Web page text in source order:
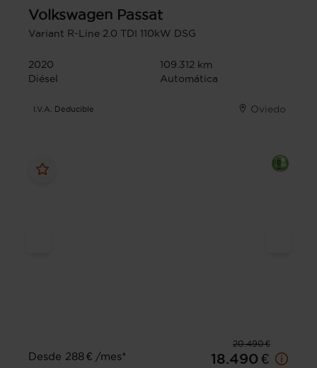
Volkswagen Passat
Variant R-Line 2.0 TDI 110kW DSG
2020
109.312 km
Diésel
Automática
I.V.A. Deducible Oviedo
20.490 €
Desde 288 € /mes*
18.490 €